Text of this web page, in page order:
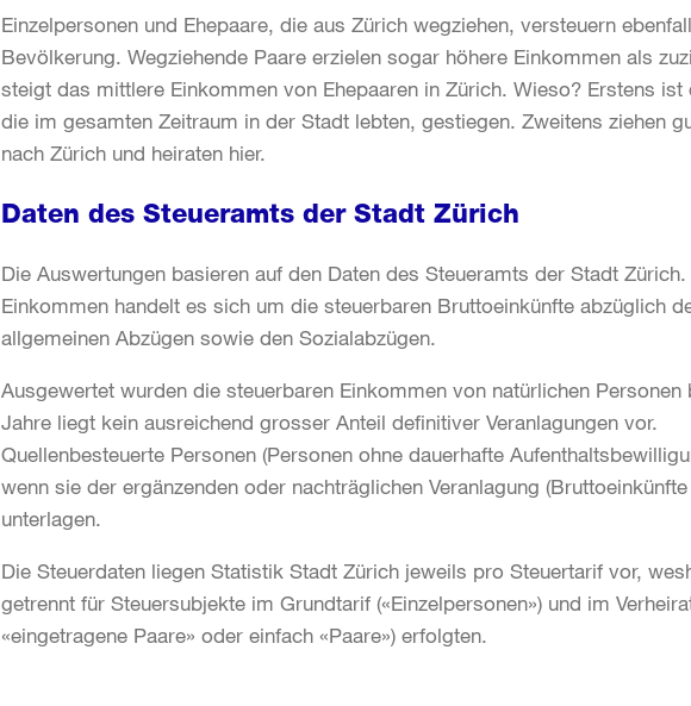
Einzelpersonen und Ehepaare, die aus Zürich wegziehen, versteuern
Bevölkerung. Wegziehende Paare erzielen sogar höhere Einkommen als
steigt das mittlere Einkommen von Ehepaaren in Zürich. Wieso? Erstens
die im gesamten Zeitraum in der Stadt lebten, gestiegen. Zweitens ziehen
nach Zürich und heiraten hier.
Daten des Steueramts der Stadt Zürich
Die Auswertungen basieren auf den Daten des Steueramts der Stadt
Einkommen handelt es sich um die steuerbaren Bruttoeinkünfte abzüglich
allgemeinen Abzügen sowie den Sozialabzügen.
Ausgewertet wurden die steuerbaren Einkommen von natürlichen
Jahre liegt kein ausreichend grosser Anteil definitiver Veranlagungen vor.
Quellenbesteuerte Personen (Personen ohne dauerhafte
wenn sie der ergänzenden oder nachträglichen Veranlagung
unterlagen.
Die Steuerdaten liegen Statistik Stadt Zürich jeweils pro Steuertarif vor,
getrennt für Steuersubjekte im Grundtarif («Einzelpersonen») und im
«eingetragene Paare» oder einfach «Paare») erfolgten.